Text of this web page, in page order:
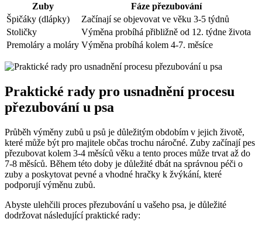
Zuby
Fáze přezubování
Špičáky (dlápky)
Začínají se objevovat ve věku 3-5 týdnů
Stoličky
Výměna probíhá přibližně od 12. týdne života
Premoláry a moláry Výměna probíhá kolem 4-7. měsíce
Praktické rady pro usnadnění procesu
přezubování u psa
Průběh výměny zubů u psů je důležitým obdobím v jejich životě,
které může být pro majitele občas trochu náročné. Zuby začínají pes
přezubovat kolem 3-4 měsíců věku a tento proces může trvat až do
7-8 měsíců. Během této doby je důležité dbát na správnou péči o
zuby a poskytovat pevné a vhodné hračky k žvýkání, které
podporují výměnu zubů.
Abyste ulehčili proces přezubování u vašeho psa, je důležité
dodržovat následující praktické rady: